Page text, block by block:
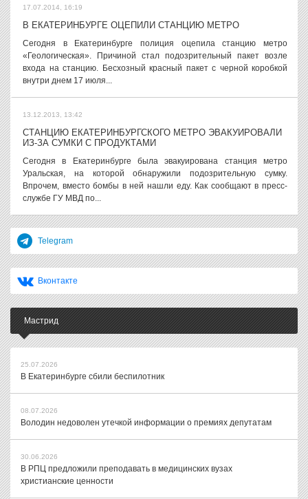
17.07.2014, 16:19
В ЕКАТЕРИНБУРГЕ ОЦЕПИЛИ СТАНЦИЮ МЕТРО
Сегодня в Екатеринбурге полиция оцепила станцию метро
«Геологическая». Причиной стал подозрительный пакет возле
входа на станцию. Бесхозный красный пакет с черной коробкой
внутри днем 17 июля...
13.12.2013, 13:42
СТАНЦИЮ ЕКАТЕРИНБУРГСКОГО МЕТРО ЭВАКУИРОВАЛИ
ИЗ-ЗА СУМКИ С ПРОДУКТАМИ
Сегодня в Екатеринбурге была эвакуирована станция метро
Уральская, на которой обнаружили подозрительную сумку.
Впрочем, вместо бомбы в ней нашли еду. Как сообщают в пресс-
службе ГУ МВД по...
Telegram
Вконтакте
Мастрид
25.07.2026
В Екатеринбурге сбили беспилотник
08.07.2026
Володин недоволен утечкой информации о премиях депутатам
30.06.2026
В РПЦ предложили преподавать в медицинских вузах
христианские ценности